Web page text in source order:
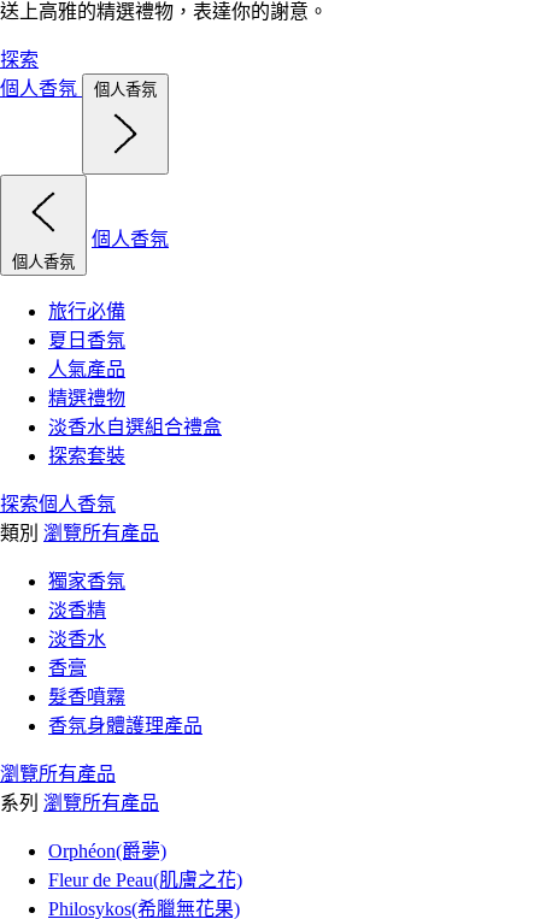
送上高雅的精選禮物，表達你的謝意。
探索
個人香氛
個人香氛
個人香氛
個人香氛
旅行必備
夏日香氛
人氣產品
精選禮物
淡香水自選組合禮盒
探索套裝
探索個人香氛
類別 瀏覽所有產品
獨家香氛
淡香精
淡香水
香膏
髮香噴霧
香氛身體護理產品
瀏覽所有產品
系列 瀏覽所有產品
Orphéon(爵夢)
Fleur de Peau(肌膚之花)
Philosykos(希臘無花果)